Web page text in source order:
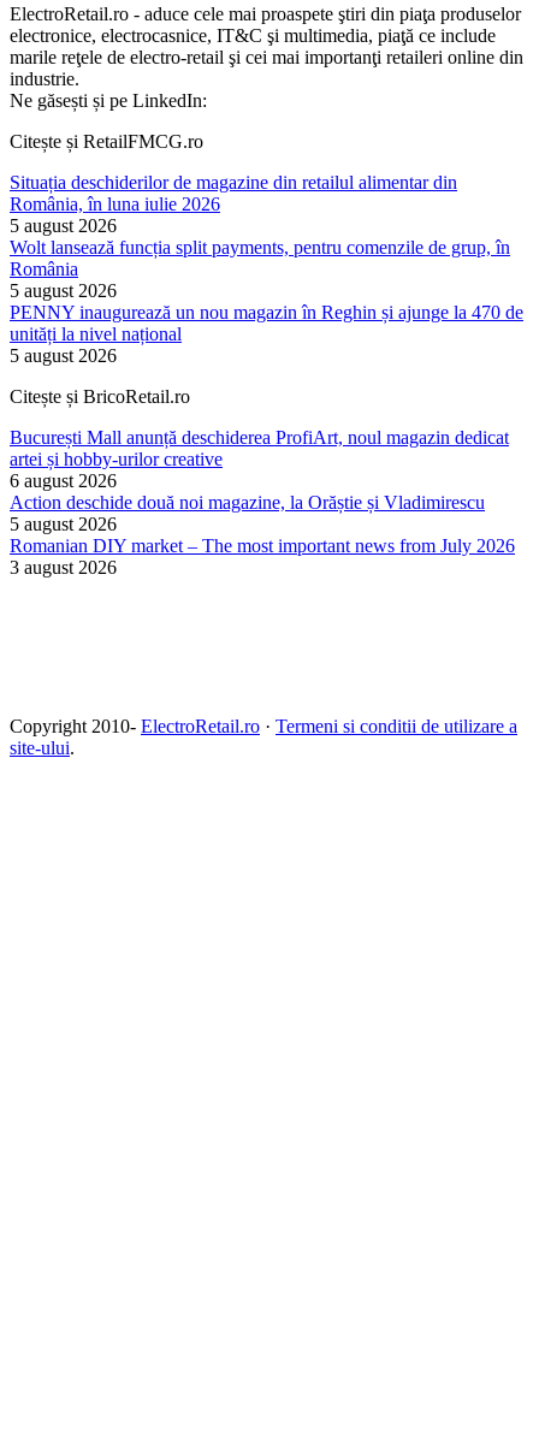
ElectroRetail.ro - aduce cele mai proaspete ştiri din piaţa produselor
electronice, electrocasnice, IT&C şi multimedia, piaţă ce include
marile reţele de electro-retail şi cei mai importanţi retaileri online din
industrie.
Ne găsești și pe LinkedIn:
Citește și RetailFMCG.ro
Situația deschiderilor de magazine din retailul alimentar din
România, în luna iulie 2026
5 august 2026
Wolt lansează funcția split payments, pentru comenzile de grup, în
România
5 august 2026
PENNY inaugurează un nou magazin în Reghin și ajunge la 470 de
unități la nivel național
5 august 2026
Citește și BricoRetail.ro
București Mall anunță deschiderea ProfiArt, noul magazin dedicat
artei și hobby-urilor creative
6 august 2026
Action deschide două noi magazine, la Orăștie și Vladimirescu
5 august 2026
Romanian DIY market – The most important news from July 2026
3 august 2026
Copyright 2010- ElectroRetail.ro · Termeni si conditii de utilizare a
site-ului.